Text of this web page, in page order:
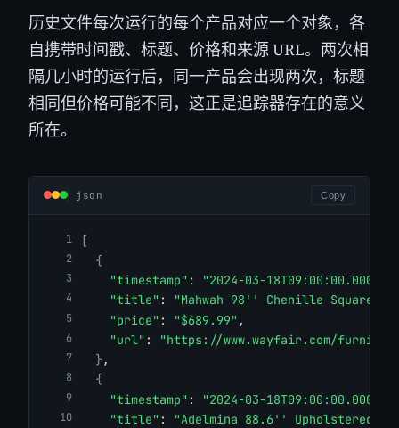
历史文件每次运行的每个产品对应一个对象，各
自携带时间戳、标题、价格和来源 URL。两次相
隔几小时的运行后，同一产品会出现两次，标题
相同但价格可能不同，这正是追踪器存在的意义
所在。
json Copy
[
{
"timestamp" : "2024-03-18T09:00:00.000Z"
"title" :
"Mahwah 98'' Chenille Square
"price" : "$689.99" ,
"url" :
"https://www.wayfair.com/
} ,
{
"timestamp" : "2024-03-18T09:00:00.000Z"
"title" :
"Adelmina 88.6'' Upholstered